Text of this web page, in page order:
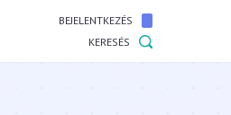
BEJELENTKEZÉS
KERESÉS